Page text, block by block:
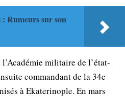
Rumeurs sur son
militaire de l’état-
commandant de la 34e
à Ekaterinople. En mars